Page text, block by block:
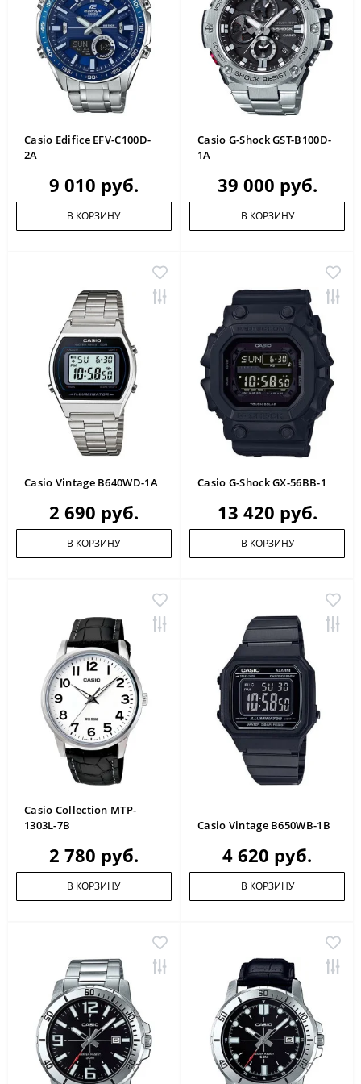
Casio Edifice EFV-C100D-
2A
9 010 руб.
В КОРЗИНУ
Casio G-Shock GST-B100D-
1A
39 000 руб.
В КОРЗИНУ
Casio Vintage B640WD-1A
2 690 руб.
В КОРЗИНУ
Casio G-Shock GX-56BB-1
13 420 руб.
В КОРЗИНУ
Casio Collection MTP-
1303L-7B
2 780 руб.
В КОРЗИНУ
Casio Vintage B650WB-1B
4 620 руб.
В КОРЗИНУ